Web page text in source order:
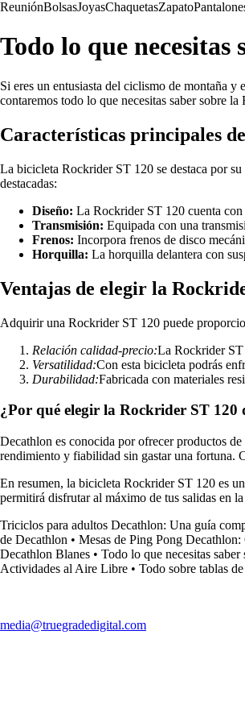
ReuniónBolsasJoyasChaquetasZapato
Todo lo que
Si eres un entusiasta del ciclismo de montaña
contaremos todo lo que necesitas saber sobre
Características principales
La bicicleta Rockrider ST 120 se destaca por su
destacadas:
Diseño: La Rockrider ST 120 cuenta
Transmisión: Equipada con una
Frenos: Incorpora frenos de disco
Horquilla: La horquilla delantera con
Ventajas de elegir la
Adquirir una Rockrider ST 120 puede
Relación calidad-precio:La Rockrider ST
Versatilidad:Con esta bicicleta podrás
Durabilidad:Fabricada con materiales
¿Por qué elegir la Rockrider ST 120
Decathlon es conocida por ofrecer productos
rendimiento y fiabilidad sin gastar una fortuna.
En resumen, la bicicleta Rockrider ST 120 es
permitirá disfrutar al máximo de tus salidas en
Triciclos para adultos Decathlon: Una guía
de Decathlon • Mesas de Ping Pong
Decathlon Blanes • Todo lo que necesitas
Actividades al Aire Libre • Todo sobre tablas
media@truegradedigital.com